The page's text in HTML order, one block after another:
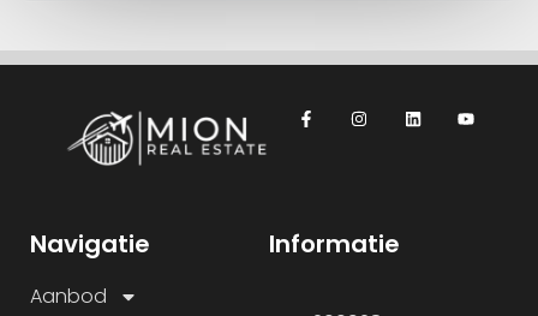
Navigatie
Aanbod
Informatie